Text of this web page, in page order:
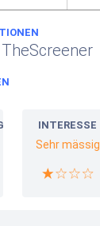
INTERESSE
Sehr mässig